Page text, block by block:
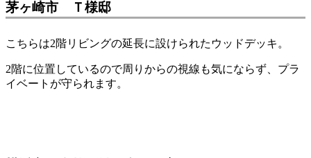
茅ヶ崎市 Ｔ様邸
こちらは2階リビングの延長に設けられたウッドデッキ。
2階に位置しているので周りからの視線も気にならず、プラ
イベートが守られます。